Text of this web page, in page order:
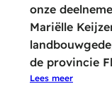
onze
Mariëlle
de provincie
Lees meer